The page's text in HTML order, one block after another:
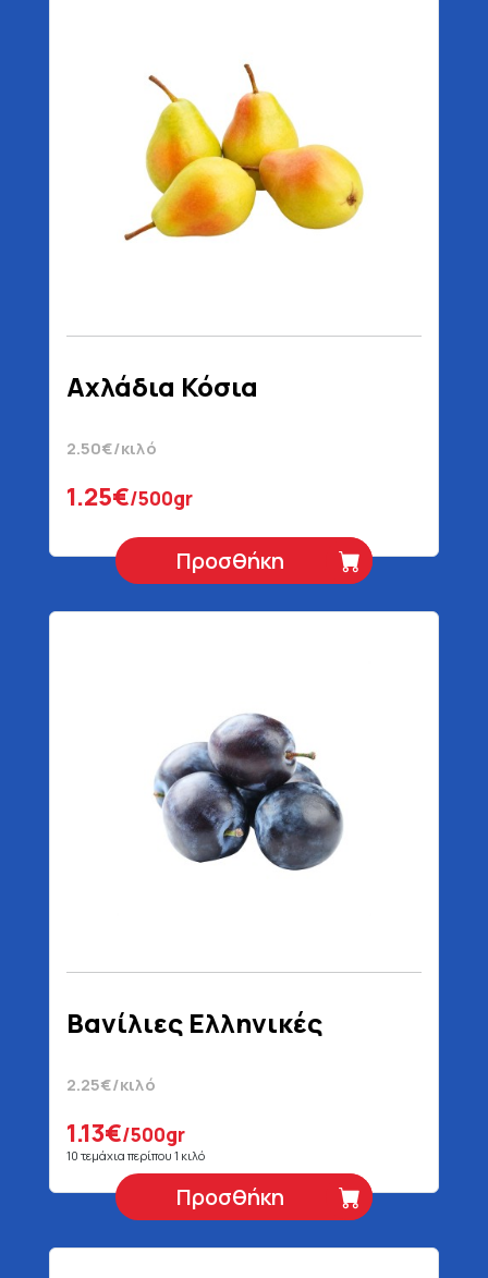
Αχλάδια Κόσια
2.50€/κιλό
1.25€/500gr
Προσθήκη
Βανίλιες Ελληνικές
2.25€/κιλό
1.13€/500gr
10 τεμάχια περίπου 1 κιλό
Προσθήκη